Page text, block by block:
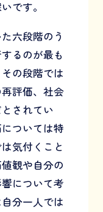
です。
六段階のう
るのが最も
の段階では
評価、社会
されてい
ついては特
気付くこと
観や自分の
について考
分一人では